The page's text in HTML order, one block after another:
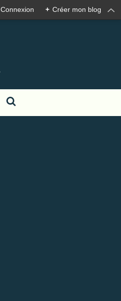
Connexion + Créer mon blog